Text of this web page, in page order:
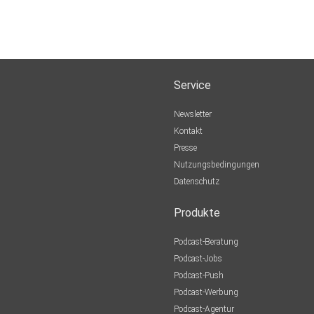
Service
Newsletter
Kontakt
Presse
Nutzungsbedingungen
Datenschutz
Produkte
Podcast-Beratung
Podcast-Jobs
Podcast-Push
Podcast-Werbung
Podcast-Agentur